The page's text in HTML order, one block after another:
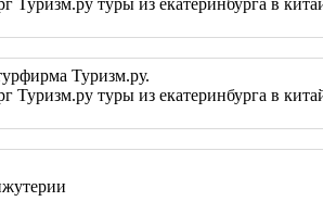
туры из екатеринбурга в
Туризм.ру.
туры из екатеринбурга в